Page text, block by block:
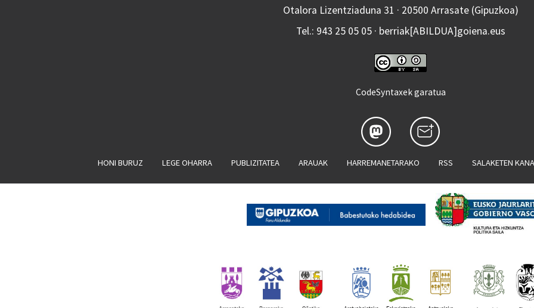
Otalora Lizentziaduna 31 · 20500 Arrasate (Gipuzkoa)
Tel.: 943 25 05 05 · berriak[ABILDUA]goiena.eus
CodeSyntaxek garatua
HONI BURUZ LEGE OHARRA PUBLIZITATEA ARAUAK HARREMANETARAKO RSS SALAKETEN